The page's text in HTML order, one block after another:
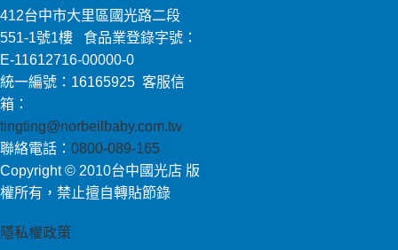
412台中市大里區國光路二段
551-1號1樓 食品業登錄字號：
E-11612716-00000-0
統一編號：16165925 客服信
箱：
tingting@norbeilbaby.com.tw
聯絡電話： 0800-089-165
Copyright © 2010台中國光店 版
權所有，禁止擅自轉貼節錄
隱私權政策